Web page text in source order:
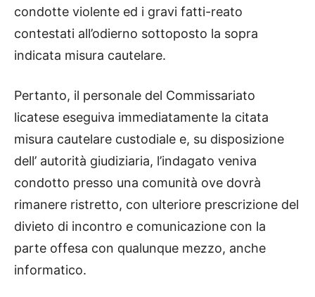
condotte violente ed i gravi fatti-reato
contestati all’odierno sottoposto la sopra
indicata misura cautelare.
Pertanto, il personale del Commissariato
licatese eseguiva immediatamente la citata
misura cautelare custodiale e, su disposizione
dell’ autorità giudiziaria, l’indagato veniva
condotto presso una comunità ove dovrà
rimanere ristretto, con ulteriore prescrizione del
divieto di incontro e comunicazione con la
parte offesa con qualunque mezzo, anche
informatico.